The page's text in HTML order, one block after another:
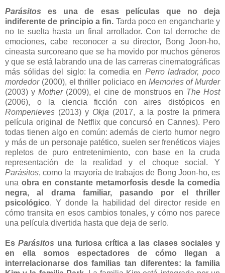
Parásitos es una de esas películas que no deja
indiferente de principio a fin. Tarda poco en engancharte y
no te suelta hasta un final arrollador. Con tal derroche de
emociones, cabe reconocer a su director, Bong Joon-ho,
cineasta surcoreano que se ha movido por muchos géneros
y que se está labrando una de las carreras cinematográficas
más sólidas del siglo: la comedia en Perro ladrador, poco
mordedor(2000), el thriller policiaco en Memories of Murder
(2003) yMother (2009), el cine de monstruos en The Host
(2006), o la ciencia ficción con aires distópicos en
Rompenieves (2013) y Okja (2017, a la postre la primera
película original de Netflix que concursó en Cannes). Pero
todas tienen algo en común: además de cierto humor negro
y más de un personaje patético, suelen ser frenéticos viajes
repletos de puro entretenimiento, con base en la cruda
representación de la realidad y el choque social. Y
Parásitos, como la mayoría de trabajos de Bong Joon-ho, es
una obra en constante metamorfosis desde la comedia
negra, al drama familiar, pasando por el thriller
psicológico. Y donde la habilidad del director reside en
cómo transita en esos cambios tonales, y cómo nos parece
una película divertida hasta que deja de serlo.
EsParásitos una furiosa crítica a las clases sociales y
en ella somos espectadores de cómo llegan a
interrelacionarse dos familias tan diferentes: la familia